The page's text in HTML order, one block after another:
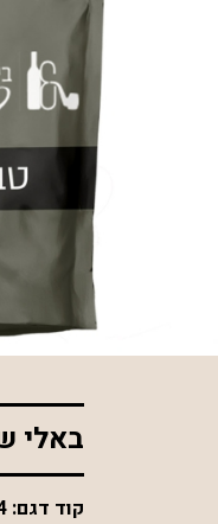
באלי
קוד דגם: